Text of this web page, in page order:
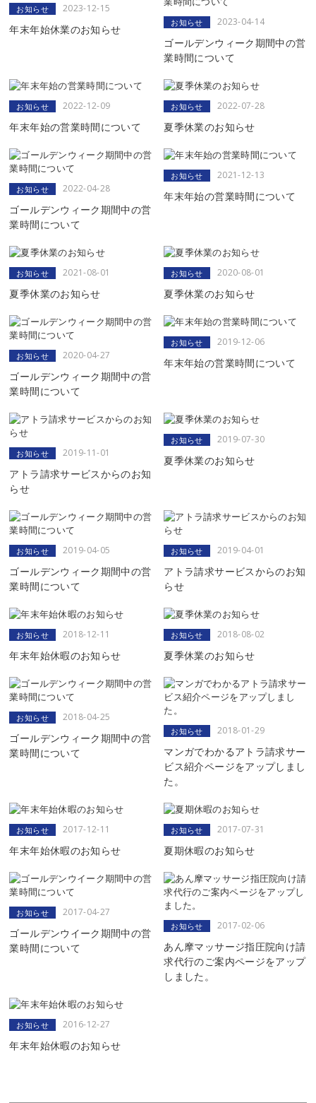
お知らせ 2023-12-15
年末年始休業のお知らせ
お知らせ 2023-04-14
ゴールデンウィーク期間中の営
業時間について
お知らせ 2022-12-09
年末年始の営業時間について
お知らせ 2022-07-28
夏季休業のお知らせ
お知らせ 2022-04-28
ゴールデンウィーク期間中の営
業時間について
お知らせ 2021-12-13
年末年始の営業時間について
お知らせ 2021-08-01
夏季休業のお知らせ
お知らせ 2020-08-01
夏季休業のお知らせ
お知らせ 2020-04-27
ゴールデンウィーク期間中の営
業時間について
お知らせ 2019-12-06
年末年始の営業時間について
お知らせ 2019-11-01
アトラ請求サービスからのお知
らせ
お知らせ 2019-07-30
夏季休業のお知らせ
お知らせ 2019-04-05
ゴールデンウィーク期間中の営
業時間について
お知らせ 2019-04-01
アトラ請求サービスからのお知
らせ
お知らせ 2018-12-11
年末年始休暇のお知らせ
お知らせ 2018-08-02
夏季休業のお知らせ
お知らせ 2018-04-25
ゴールデンウィーク期間中の営
業時間について
お知らせ 2018-01-29
マンガでわかるアトラ請求サー
ビス紹介ページをアップしまし
た。
お知らせ 2017-12-11
年末年始休暇のお知らせ
お知らせ 2017-07-31
夏期休暇のお知らせ
お知らせ 2017-04-27
ゴールデンウイーク期間中の営
業時間について
お知らせ 2017-02-06
あん摩マッサージ指圧院向け請
求代行のご案内ページをアップ
しました。
お知らせ 2016-12-27
年末年始休暇のお知らせ